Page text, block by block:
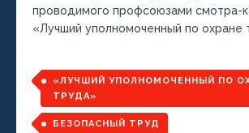
проводимого профсоюзами смотра-
«Лучший уполномоченный по охране
«ЛУЧШИЙ УПОЛНОМОЧЕННЫЙ ПО
ТРУДА»
БЕЗОПАСНЫЙ ТРУД